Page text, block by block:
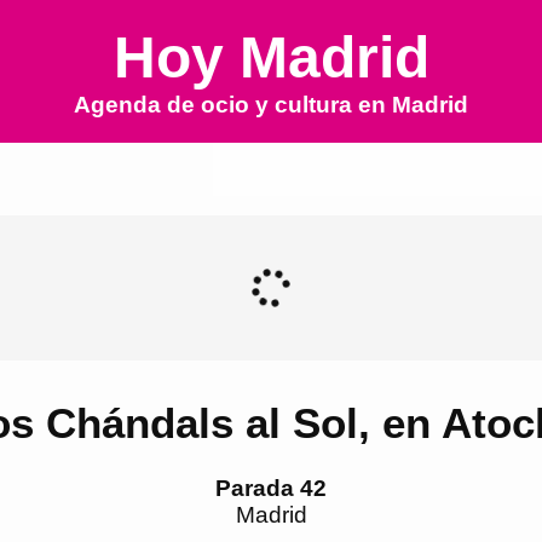
Hoy Madrid
Agenda de ocio y cultura en Madrid
Chándals al Sol, en
Parada 42
Madrid